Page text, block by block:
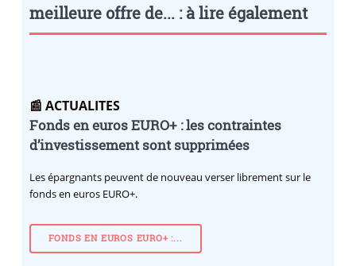
meilleure offre de... : à lire également
📰 ACTUALITES
Fonds en euros EURO+ : les contraintes
d’investissement sont supprimées
Les épargnants peuvent de nouveau verser librement sur le
fonds en euros EURO+.
FONDS EN EUROS EURO+ :...